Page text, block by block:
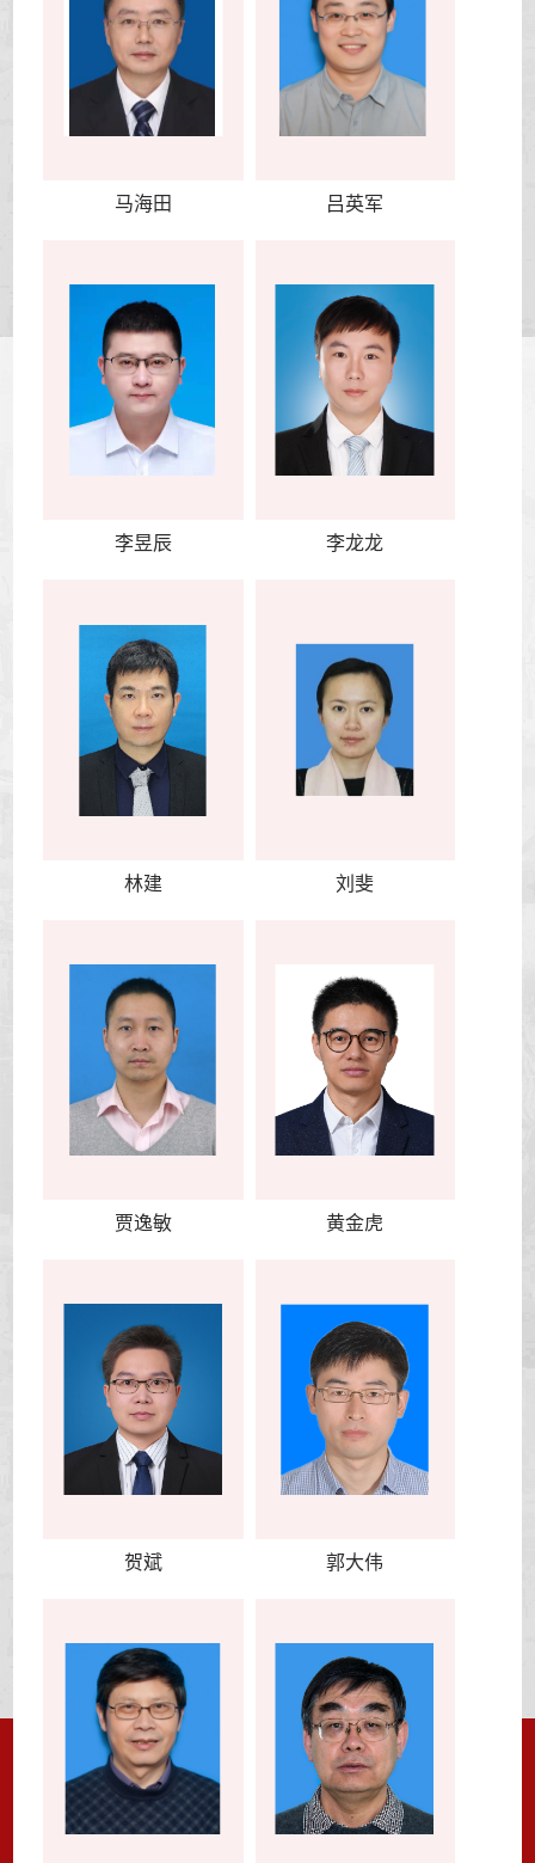
马海田 吕英军
李昱辰 李龙龙
林建 刘斐
贾逸敏 黄金虎
贺斌 郭大伟